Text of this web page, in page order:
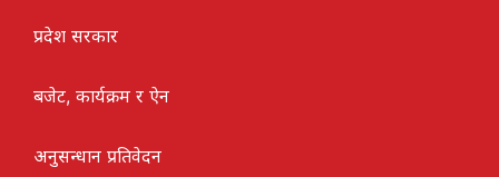
प्रदेश सरकार
बजेट, कार्यक्रम र ऐन
अनुसन्धान प्रतिवेदन